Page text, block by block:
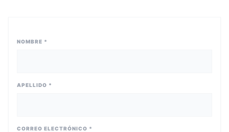
NOMBRE *
APELLIDO *
CORREO ELECTRÓNICO *